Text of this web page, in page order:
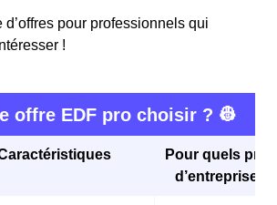
pour professionnels qui
!
offre EDF pro choisir ? 👷
Pour quels
d’entreprises